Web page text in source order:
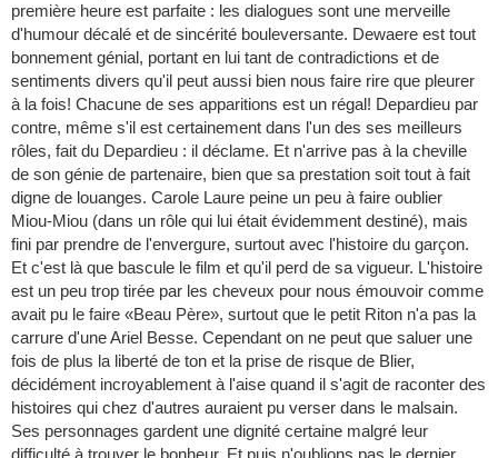
première heure est parfaite : les dialogues sont une merveille
d'humour décalé et de sincérité bouleversante. Dewaere est tout
bonnement génial, portant en lui tant de contradictions et de
sentiments divers qu'il peut aussi bien nous faire rire que pleurer
à la fois! Chacune de ses apparitions est un régal! Depardieu par
contre, même s'il est certainement dans l'un des ses meilleurs
rôles, fait du Depardieu : il déclame. Et n'arrive pas à la cheville
de son génie de partenaire, bien que sa prestation soit tout à fait
digne de louanges. Carole Laure peine un peu à faire oublier
Miou-Miou (dans un rôle qui lui était évidemment destiné), mais
fini par prendre de l'envergure, surtout avec l'histoire du garçon.
Et c'est là que bascule le film et qu'il perd de sa vigueur. L'histoire
est un peu trop tirée par les cheveux pour nous émouvoir comme
avait pu le faire «Beau Père», surtout que le petit Riton n'a pas la
carrure d'une Ariel Besse. Cependant on ne peut que saluer une
fois de plus la liberté de ton et la prise de risque de Blier,
décidément incroyablement à l'aise quand il s'agit de raconter des
histoires qui chez d'autres auraient pu verser dans le malsain.
Ses personnages gardent une dignité certaine malgré leur